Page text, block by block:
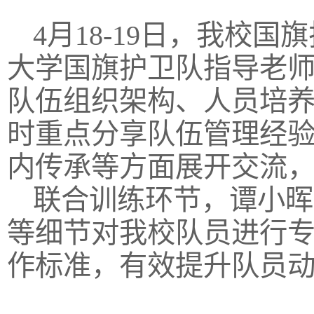
4月18-19日，我校国
大学国旗护卫队指导老
队伍组织架构、人员培
时重点分享队伍管理经
内传承等方面展开交流
联合训练环节，谭小
等细节对我校队员进行
作标准，有效提升队员